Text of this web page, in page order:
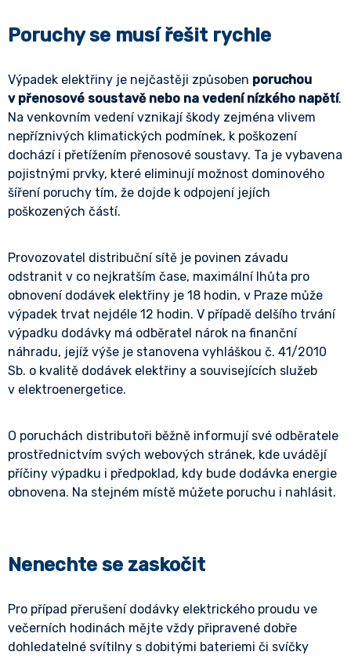
Poruchy se musí řešit rychle
Výpadek elektřiny je nejčastěji způsoben poruchou
v přenosové soustavě nebo na vedení nízkého napětí.
Na venkovním vedení vznikají škody zejména vlivem
nepříznivých klimatických podmínek, k poškození
dochází i přetížením přenosové soustavy. Ta je vybavena
pojistnými prvky, které eliminují možnost dominového
šíření poruchy tím, že dojde k odpojení jejích
poškozených částí.
Provozovatel distribuční sítě je povinen závadu
odstranit v co nejkratším čase, maximální lhůta pro
obnovení dodávek elektřiny je 18 hodin, v Praze může
výpadek trvat nejdéle 12 hodin. V případě delšího trvání
výpadku dodávky má odběratel nárok na finanční
náhradu, jejíž výše je stanovena vyhláškou č. 41/2010
Sb. o kvalitě dodávek elektřiny a souvisejících služeb
v elektroenergetice.
O poruchách distributoři běžně informují své odběratele
prostřednictvím svých webových stránek, kde uvádějí
příčiny výpadku i předpoklad, kdy bude dodávka energie
obnovena. Na stejném místě můžete poruchu i nahlásit.
Nenechte se zaskočit
Pro případ přerušení dodávky elektrického proudu ve
večerních hodinách mějte vždy připravené dobře
dohledatelné svítilny s dobitými bateriemi či svíčky